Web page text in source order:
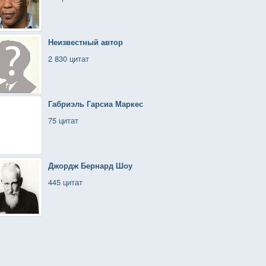
Неизвестный автор
2 830 цитат
Габриэль Гарсиа Маркес
75 цитат
Джордж Бернард Шоу
445 цитат